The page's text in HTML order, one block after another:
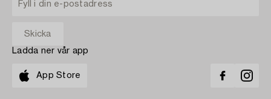
Ladda ner vår app
App Store